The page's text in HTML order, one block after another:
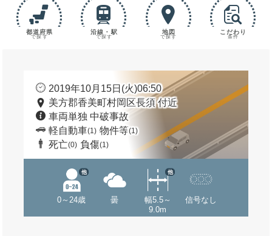
都道府県
で探す
沿線・駅
で探す
地図
で探す
こだわり
条件
2019年10月15日(火)06:50
美方郡香美町村岡区長須 付近
車両単独 中破事故
軽自動車(1) 物件等(1)
死亡(0) 負傷(1)
0～24歳
他
曇
幅5.5～
9.0m
他
信号なし